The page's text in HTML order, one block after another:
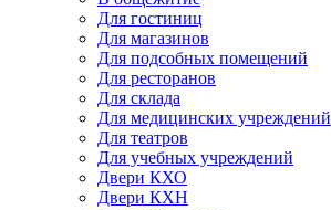
Для гостиниц
Для магазинов
Для подсобных помещений
Для ресторанов
Для склада
Для медицинских учреждений
Для театров
Для учебных учреждений
Двери КХО
Двери КХН